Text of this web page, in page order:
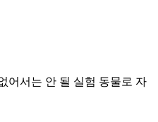
어서는 안 될 실험 동물로 자